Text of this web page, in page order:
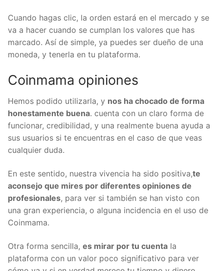
capaz de hacer la acción.
Cuando hagas clic, la orden estará en el mercado y
se va a hacer cuando se cumplan los valores que
una moneda, y tenerla en tu plataforma.
Coinmama opiniones
Hemos podido utilizarla, ynos ha chocado de
forma honestamente buena . cuenta con un claro
forma de funcionar, credibilidad, y una realmente
caso de que veas cualquier duda.
En este sentido, nuestra vivencia ha sido positiva,te
aconsejo que mires por diferentes opiniones de
profesionales
de Coinmama.